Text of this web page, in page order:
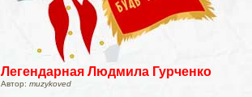
Легендарная Людмила Гурченко
Автор: muzykoved